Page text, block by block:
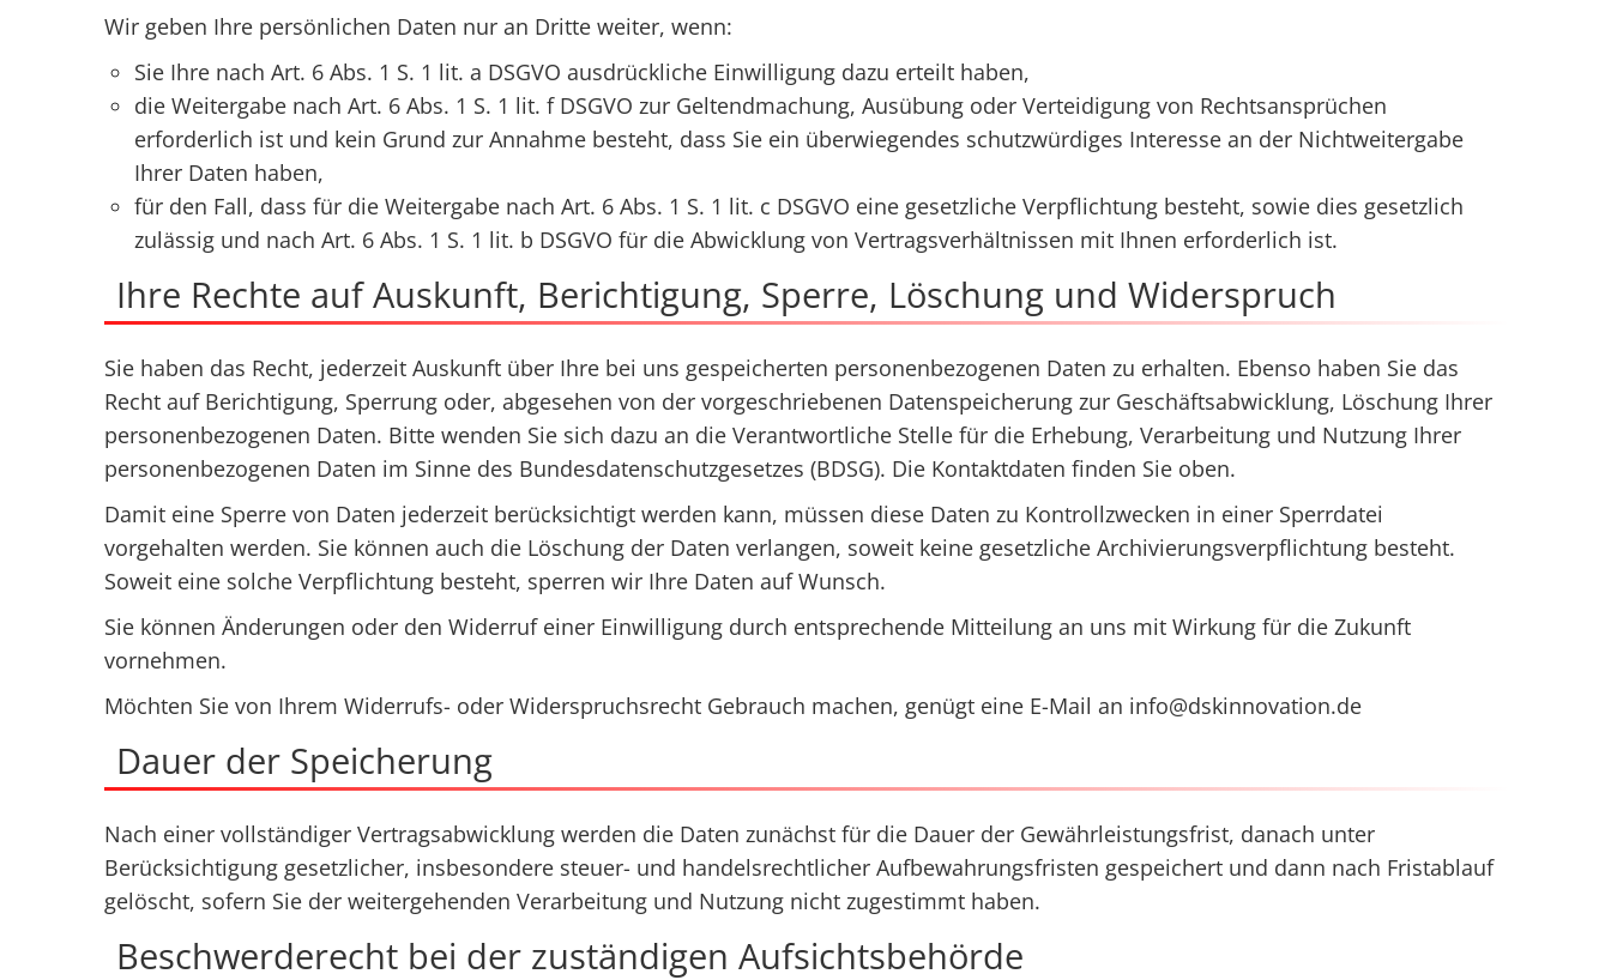
Wir geben Ihre persönlichen Daten nur an Dritte weiter, wenn:
Sie Ihre nach Art. 6 Abs. 1 S. 1 lit. a DSGVO ausdrückliche Einwilligung dazu erteilt haben,
die Weitergabe nach Art. 6 Abs. 1 S. 1 lit. f DSGVO zur Geltendmachung, Ausübung oder Verteidigung von Rechtsansprüchen
erforderlich ist und kein Grund zur Annahme besteht, dass Sie ein überwiegendes schutzwürdiges Interesse an der Nichtweitergabe
Ihrer Daten haben,
für den Fall, dass für die Weitergabe nach Art. 6 Abs. 1 S. 1 lit. c DSGVO eine gesetzliche Verpflichtung besteht, sowie dies gesetzlich
zulässig und nach Art. 6 Abs. 1 S. 1 lit. b DSGVO für die Abwicklung von Vertragsverhältnissen mit Ihnen erforderlich ist.
Ihre Rechte auf Auskunft, Berichtigung, Sperre, Löschung und Widerspruch
Sie haben das Recht, jederzeit Auskunft über Ihre bei uns gespeicherten personenbezogenen Daten zu erhalten. Ebenso haben Sie das
Recht auf Berichtigung, Sperrung oder, abgesehen von der vorgeschriebenen Datenspeicherung zur Geschäftsabwicklung, Löschung Ihrer
personenbezogenen Daten. Bitte wenden Sie sich dazu an die Verantwortliche Stelle für die Erhebung, Verarbeitung und Nutzung Ihrer
personenbezogenen Daten im Sinne des Bundesdatenschutzgesetzes (BDSG). Die Kontaktdaten finden Sie oben.
Damit eine Sperre von Daten jederzeit berücksichtigt werden kann, müssen diese Daten zu Kontrollzwecken in einer Sperrdatei
vorgehalten werden. Sie können auch die Löschung der Daten verlangen, soweit keine gesetzliche Archivierungsverpflichtung besteht.
Soweit eine solche Verpflichtung besteht, sperren wir Ihre Daten auf Wunsch.
Sie können Änderungen oder den Widerruf einer Einwilligung durch entsprechende Mitteilung an uns mit Wirkung für die Zukunft
vornehmen.
Möchten Sie von Ihrem Widerrufs- oder Widerspruchsrecht Gebrauch machen, genügt eine E-Mail an info@dskinnovation.de
Dauer der Speicherung
Nach einer vollständiger Vertragsabwicklung werden die Daten zunächst für die Dauer der Gewährleistungsfrist, danach unter
Berücksichtigung gesetzlicher, insbesondere steuer- und handelsrechtlicher Aufbewahrungsfristen gespeichert und dann nach Fristablauf
gelöscht, sofern Sie der weitergehenden Verarbeitung und Nutzung nicht zugestimmt haben.
Beschwerderecht bei der zuständigen Aufsichtsbehörde